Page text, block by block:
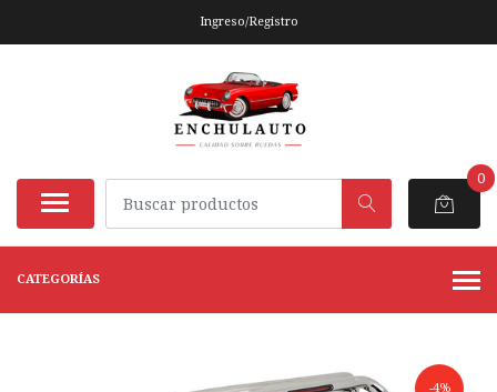
Ingreso/Registro
0
CATEGORÍAS
-4%